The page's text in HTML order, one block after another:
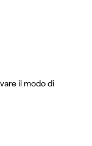
il modo di